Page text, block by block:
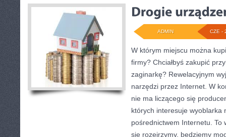
CZE -
ADMIN
W którym miejscu można
firmy? Chciałbyś zakupić
zaginarkę? Rewelacyjnym
narzędzi przez Internet. W
nie ma liczącego się
których interesuje wyoblarka
pośrednictwem Internetu. To
się rozejrzymy, będziemy